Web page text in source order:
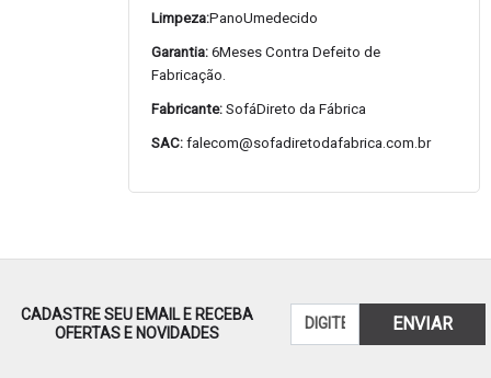
Limpeza:PanoUmedecido
Garantia: 6Meses Contra Defeito de
Fabricação.
Fabricante: SofáDireto da Fábrica
SAC: falecom@sofadiretodafabrica.com.br
CADASTRE SEU EMAIL E RECEBA
OFERTAS E NOVIDADES
ENVIAR